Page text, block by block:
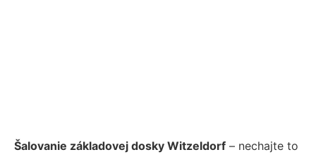
Šalovanie základovej dosky Witzeldorf – nechajte to